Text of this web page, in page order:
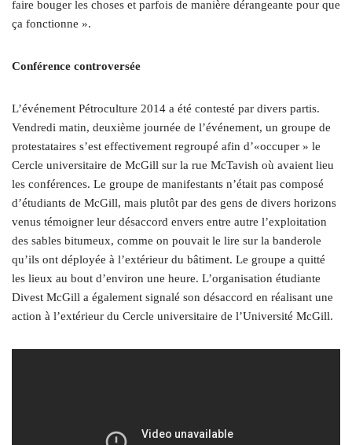
faire bouger les choses et parfois de manière dérangeante pour que
ça fonctionne ».
Conférence controversée
L’événement Pétroculture 2014 a été contesté par divers partis.
Vendredi matin, deuxième journée de l’événement, un groupe de
protestataires s’est effectivement regroupé afin d’«occuper » le
Cercle universitaire de McGill sur la rue McTavish où avaient lieu
les conférences. Le groupe de manifestants n’était pas composé
d’étudiants de McGill, mais plutôt par des gens de divers horizons
venus témoigner leur désaccord envers entre autre l’exploitation
des sables bitumeux, comme on pouvait le lire sur la banderole
qu’ils ont déployée à l’extérieur du bâtiment. Le groupe a quitté
les lieux au bout d’environ une heure. L’organisation étudiante
Divest McGill a également signalé son désaccord en réalisant une
action à l’extérieur du Cercle universitaire de l’Université McGill.